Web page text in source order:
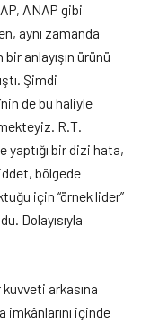
ANAP gibi
aynı zamanda
bir anlayışın ürünü
Şimdi
de bu haliyle
R.T.
yaptığı bir dizi hata,
bölgede
için “örnek lider”
Dolayısıyla
arkasına
imkânlarını içinde